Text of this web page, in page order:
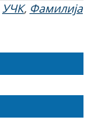
УЧК, Фамилија